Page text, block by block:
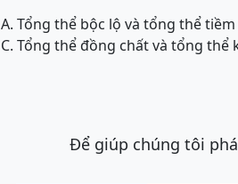
A. Tổng thể bộc lộ và tổng thể tiềm
C. Tổng thể đồng chất và tổng thể
Để giúp chúng tôi